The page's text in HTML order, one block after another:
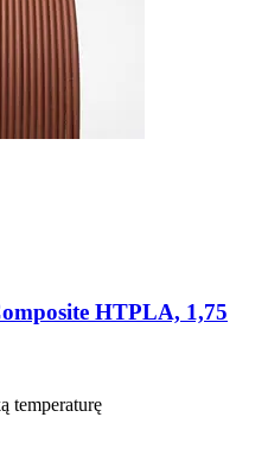
HTPLA, 1,75
temperaturę